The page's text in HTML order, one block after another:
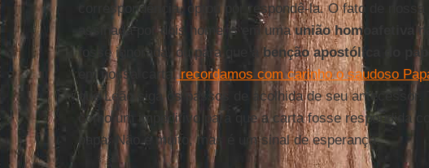
correspondência, optou por respondê-la. O fato de
assinada por dois homens em umaunião homoafetiva
fosse ignorada, ou para que a benção apostólica do papa
em nossa carta,recordamos com carinho o saudoso
que Leão siga os passos de acolhida de seu antecessor.
como um impeditivo para que a carta fosse respondida
papa. Não é muito, mas é um sinal de esperança.